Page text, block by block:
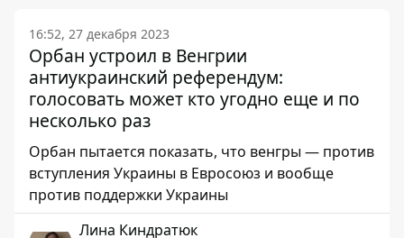
16:52, 27 декабря 2023
Орбан устроил в Венгрии
антиукраинский референдум:
голосовать может кто угодно еще и по
несколько раз
Орбан пытается показать, что венгры — против
вступления Украины в Евросоюз и вообще
против поддержки Украины
Лина Киндратюк